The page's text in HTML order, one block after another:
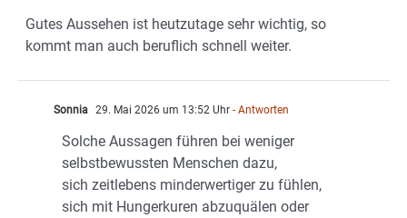
Gutes Aussehen ist heutzutage sehr wichtig, so
kommt man auch beruflich schnell weiter.
Sonnia 29. Mai 2026 um 13:52 Uhr - Antworten
Solche Aussagen führen bei weniger
selbstbewussten Menschen dazu,
sich zeitlebens minderwertiger zu fühlen,
sich mit Hungerkuren abzuquälen oder